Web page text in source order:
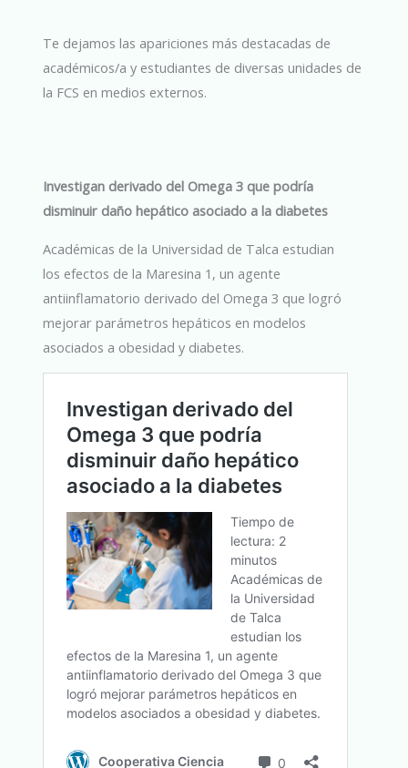
Te dejamos las apariciones más destacadas de
académicos/a y estudiantes de diversas unidades de
la FCS en medios externos.
Investigan derivado del Omega 3 que podría
disminuir daño hepático asociado a la diabetes
Académicas de la Universidad de Talca estudian
los efectos de la Maresina 1, un agente
antiinflamatorio derivado del Omega 3 que logró
mejorar parámetros hepáticos en modelos
asociados a obesidad y diabetes.